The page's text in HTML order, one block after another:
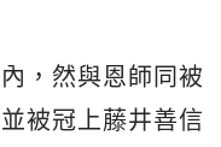
，然與恩師同被
被冠上藤井善信